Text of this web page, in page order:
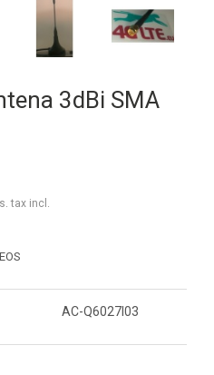
3dBi SMA
tax incl.
AC-Q6027I03